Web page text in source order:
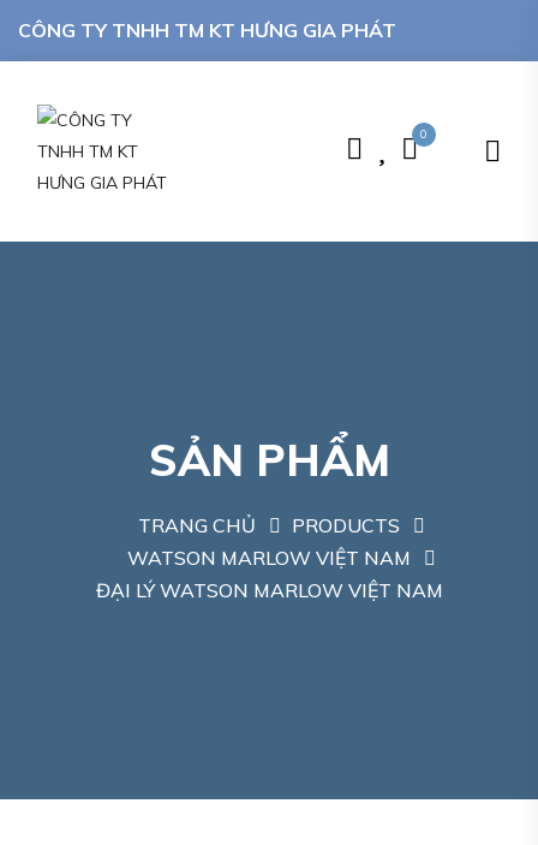
CÔNG TY TNHH TM KT HƯNG GIA PHÁT
0
SẢN PHẨM
TRANG CHỦ
PRODUCTS
WATSON MARLOW VIỆT NAM
ĐẠI LÝ WATSON MARLOW VIỆT NAM